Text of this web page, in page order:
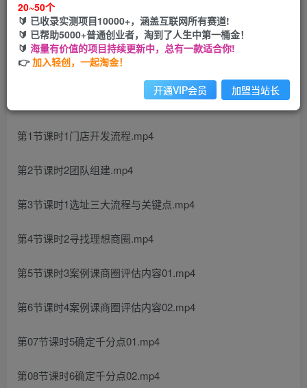
第1节课时1门店开发流程.mp4
第2节课时2团队组建.mp4
第3节课时1选址三大流程与关键点.mp4
第4节课时2寻找理想商圈.mp4
第5节课时3案例课商圈评估内容01.mp4
第6节课时4案例课商圈评估内容02.mp4
第07节课时5确定千分点01.mp4
第08节课时6确定千分点02.mp4
20~50个
🔰 已收录实测项目10000+，涵盖互联网所有赛道!
🔰 已帮助5000+普通创业者，淘到了人生中第一桶金！
🔰 海量有价值的项目持续更新中，总有一款适合你!
👉加入轻创，一起淘金！
开通VIP会员 加盟当站长